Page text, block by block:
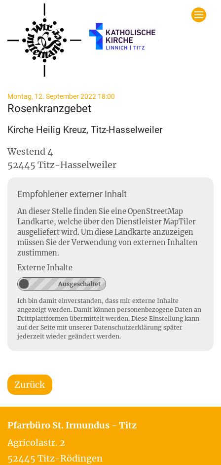
Zum Inhalt springen
Montag, 12. September 2022 18:00
Rosenkranzgebet
Kirche Heilig Kreuz, Titz-Hasselweiler
Westend 4
52445 Titz-Hasselweiler
Empfohlener externer Inhalt
An dieser Stelle finden Sie eine OpenStreetMap
Landkarte, welche über den Dienstleister MapTiler
ausgeliefert wird. Um diese Landkarte anzuzeigen
müssen Sie der Verwendung von externen Inhalten
zustimmen.
Externe Inhalte
Ich bin damit einverstanden, dass mir externe Inhalte
angezeigt werden. Damit können personenbezogene Daten an
Drittplattformen übermittelt werden. Diese Einstellung kann
auf der Seite mit unserer Datenschutzerklärung später
jederzeit wieder geändert werden.
Zurück
Pfarrbüro St. Irmundus - Titz
Agricolastr. 2
52445 Titz-Rödingen